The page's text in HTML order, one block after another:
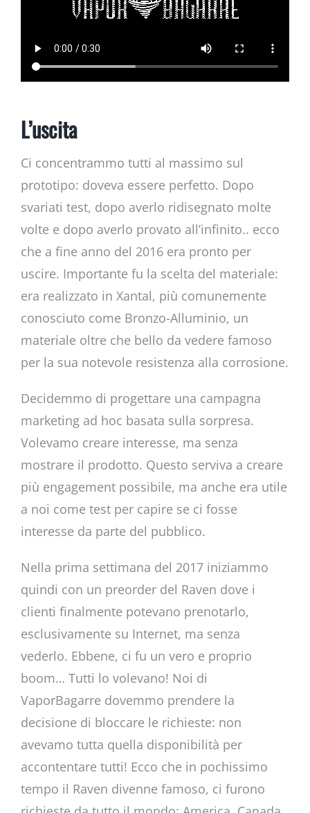
L’uscita
Ci concentrammo tutti al massimo sul
prototipo: doveva essere perfetto. Dopo
svariati test, dopo averlo ridisegnato molte
volte e dopo averlo provato all’infinito.. ecco
che a fine anno del 2016 era pronto per
uscire. Importante fu la scelta del materiale:
era realizzato in Xantal, più comunemente
conosciuto come Bronzo-Alluminio, un
materiale oltre che bello da vedere famoso
per la sua notevole resistenza alla corrosione.
Decidemmo di progettare una campagna
marketing ad hoc basata sulla sorpresa.
Volevamo creare interesse, ma senza
mostrare il prodotto. Questo serviva a creare
più engagement possibile, ma anche era utile
a noi come test per capire se ci fosse
interesse da parte del pubblico.
Nella prima settimana del 2017 iniziammo
quindi con un preorder del Raven dove i
clienti finalmente potevano prenotarlo,
esclusivamente su Internet, ma senza
vederlo. Ebbene, ci fu un vero e proprio
boom… Tutti lo volevano! Noi di
VaporBagarre dovemmo prendere la
decisione di bloccare le richieste: non
avevamo tutta quella disponibilità per
accontentare tutti! Ecco che in pochissimo
tempo il Raven divenne famoso, ci furono